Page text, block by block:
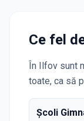
Ce fel
În Ilfov sunt
toate, ca să
Școli